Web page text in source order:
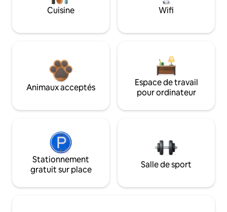
Cuisine Wifi
Animaux acceptés
Espace de travail
pour ordinateur
Stationnement
gratuit sur place
Salle de sport